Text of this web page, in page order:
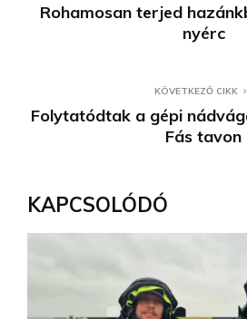
Rohamosan terjed
nyérc
KÖVETKEZŐ CIKK
Folytatódtak a gépi
Fás tavon
KAPCSOLÓDÓ